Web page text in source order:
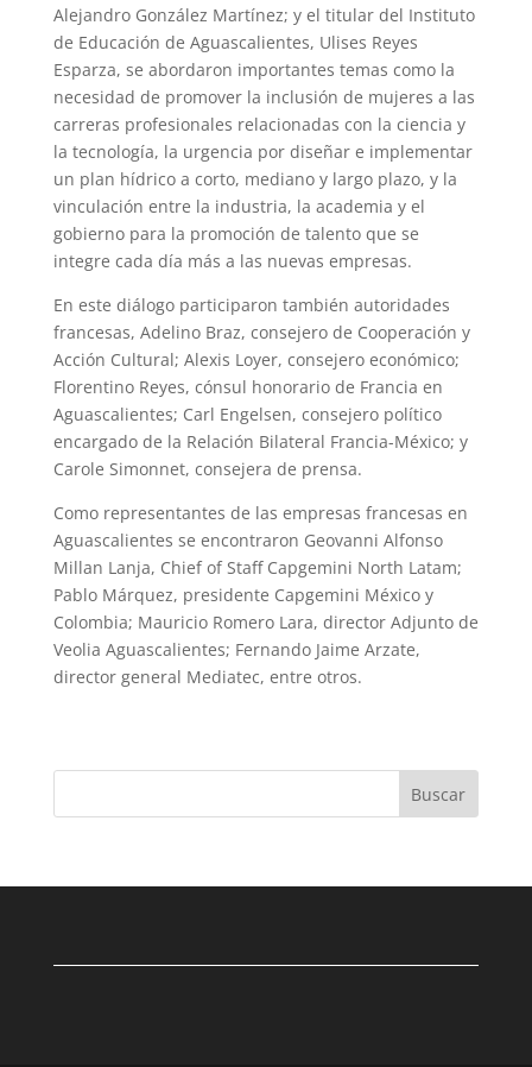
Alejandro González Martínez; y el titular del Instituto
de Educación de Aguascalientes, Ulises Reyes
Esparza, se abordaron importantes temas como la
necesidad de promover la inclusión de mujeres a las
carreras profesionales relacionadas con la ciencia y
la tecnología, la urgencia por diseñar e implementar
un plan hídrico a corto, mediano y largo plazo, y la
vinculación entre la industria, la academia y el
gobierno para la promoción de talento que se
integre cada día más a las nuevas empresas.
En este diálogo participaron también autoridades
francesas, Adelino Braz, consejero de Cooperación y
Acción Cultural; Alexis Loyer, consejero económico;
Florentino Reyes, cónsul honorario de Francia en
Aguascalientes; Carl Engelsen, consejero político
encargado de la Relación Bilateral Francia-México; y
Carole Simonnet, consejera de prensa.
Como representantes de las empresas francesas en
Aguascalientes se encontraron Geovanni Alfonso
Millan Lanja, Chief of Staff Capgemini North Latam;
Pablo Márquez, presidente Capgemini México y
Colombia; Mauricio Romero Lara, director Adjunto de
Veolia Aguascalientes; Fernando Jaime Arzate,
director general Mediatec, entre otros.
Buscar